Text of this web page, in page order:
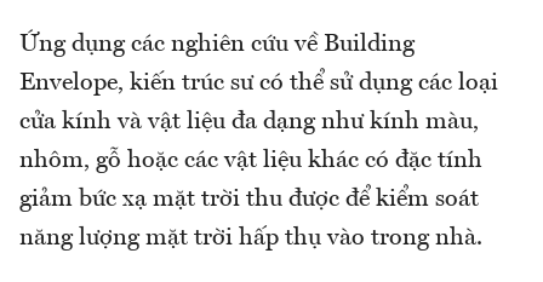
Ứng dụng các nghiên cứu về Building
Envelope, kiến trúc sư có thể sử dụng các loại
cửa kính và vật liệu đa dạng như kính màu,
nhôm, gỗ hoặc các vật liệu khác có đặc tính
giảm bức xạ mặt trời thu được để kiểm soát
năng lượng mặt trời hấp thụ vào trong nhà.